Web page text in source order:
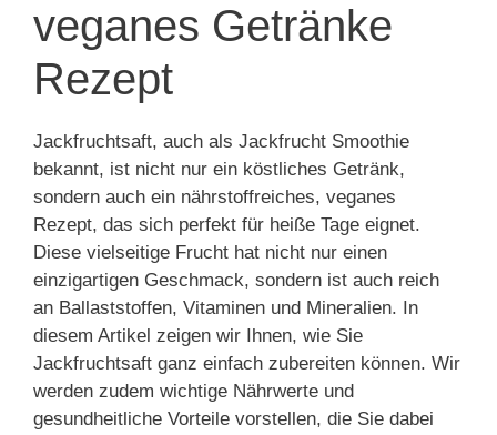
veganes Getränke
Rezept
Jackfruchtsaft, auch als Jackfrucht Smoothie
bekannt, ist nicht nur ein köstliches Getränk,
sondern auch ein nährstoffreiches, veganes
Rezept, das sich perfekt für heiße Tage eignet.
Diese vielseitige Frucht hat nicht nur einen
einzigartigen Geschmack, sondern ist auch reich
an Ballaststoffen, Vitaminen und Mineralien. In
diesem Artikel zeigen wir Ihnen, wie Sie
Jackfruchtsaft ganz einfach zubereiten können. Wir
werden zudem wichtige Nährwerte und
gesundheitliche Vorteile vorstellen, die Sie dabei